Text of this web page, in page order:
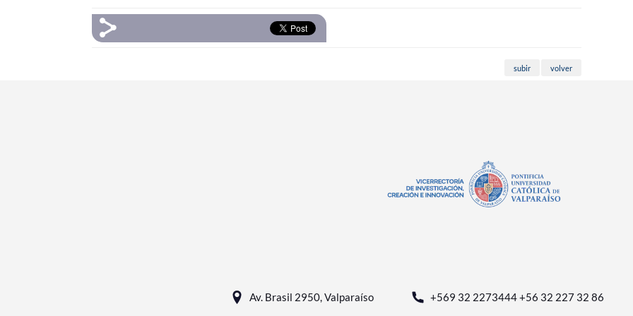
subir volver
Av. Brasil 2950, Valparaíso +569 32 2273444 +56 32 227 32 86